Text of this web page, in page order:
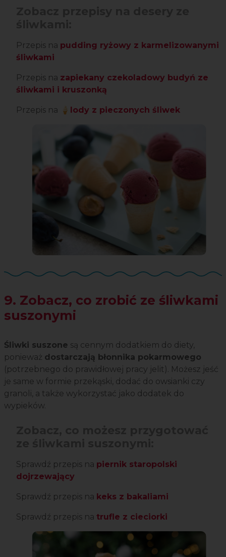
Przepis na pudding ryżowy z karmelizowanymi
śliwkami
Przepis na zapiekany czekoladowy budyń ze
śliwkami i kruszonką
Przepis na 🍦lody z pieczonych śliwek
9. Zobacz, co zrobić ze śliwkami
suszonymi
Śliwki suszone są cennym dodatkiem do diety,
ponieważ dostarczają błonnika pokarmowego
(potrzebnego do prawidłowej pracy jelit). Możesz jeść
je same w formie przekąski, dodać do owsianki czy
granoli, a także wykorzystać jako dodatek do
wypieków.
Sprawdź przepis na piernik staropolski
dojrzewający
Sprawdź przepis na keks z bakaliami
Sprawdź przepis na trufle z cieciorki